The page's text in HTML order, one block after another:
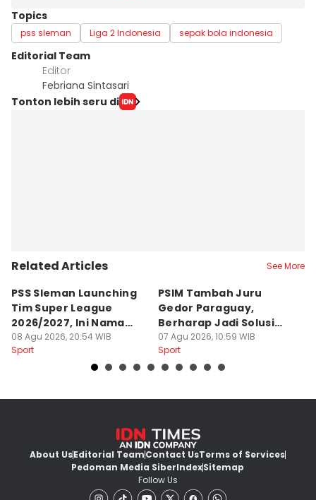
Topics
pss sleman Liga 2 Indonesia sepak bola indonesia
Editorial Team
Editor
Febriana Sintasari
Tonton lebih seru di
Related Articles See More
PSS Sleman Launching
Tim Super League
2026/2027, Ini Nama
Para Pemain
08 Agu 2026, 20:54 WIB
Sport
PSIM Tambah Juru
Gedor Paraguay,
Berharap Jadi Solusi
Minimnya Pencetak Gol
07 Agu 2026, 10:59 WIB
Sport
About UsEditorial TeamContact UsTerms of Services
Pedoman Media SiberIndexSitemap
Follow Us